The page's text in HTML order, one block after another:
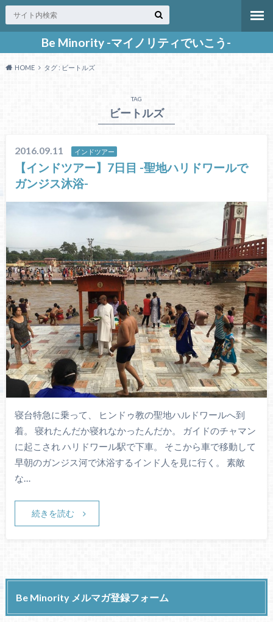
Be Minority -マイノリティでいこう-
HOME タグ : ビートルズ
TAG
ビートルズ
2016.09.11 インドツアー
【インドツアー】7日目 -聖地ハリドワールで
ガンジス沐浴-
寝台特急に乗って、 ヒンドゥ教の聖地ハルドワールへ到
着。 寝れたんだか寝れなかったんだか。 ガイドのチャマン
に起こされ ハリドワール駅で下車。 そこから車で移動して
早朝のガンジス河で沐浴するインド人を見に行く。 素敵
な…
続きを読む
Be Minority メルマガ登録フォーム